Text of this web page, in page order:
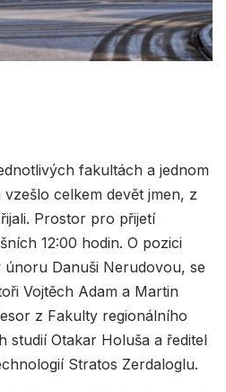
fakultách a jednom
celkem devět jmen, z
Prostor pro přijetí
12:00 hodin. O pozici
Danuši Nerudovou, se
Vojtěch Adam a Martin
z Fakulty regionálního
studií Otakar Holuša a ředitel
Stratos Zerdaloglu.